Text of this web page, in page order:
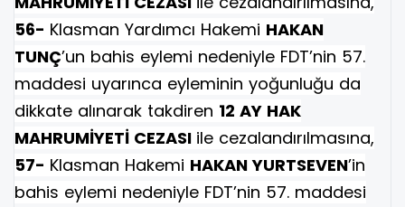
56- Klasman Yardımcı Hakemi HAKAN
TUNÇ’un bahis eylemi nedeniyle FDT’nin 57.
maddesi uyarınca eyleminin yoğunluğu da
dikkate alınarak takdiren 12 AY HAK
MAHRUMİYETİ CEZASI ile cezalandırılmasına,
57- Klasman Hakemi HAKAN YURTSEVEN’in
bahis eylemi nedeniyle FDT’nin 57. maddesi